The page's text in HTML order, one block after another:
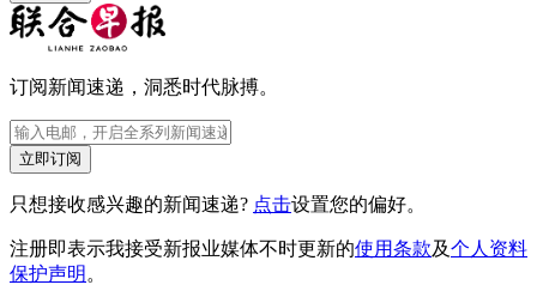
订阅新闻速递，洞悉时代脉搏。
立即订阅
只想接收感兴趣的新闻速递? 点击设置您的偏好。
注册即表示我接受新报业媒体不时更新的使用条款及个人资料
保护声明 。